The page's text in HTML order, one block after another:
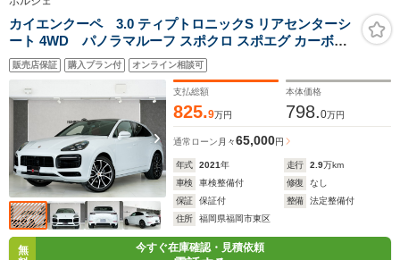
カイエンクーペ 3.0 ティプトロニックS リアセンターシ
ート 4WD パノラマルーフ スポクロ スポエグ カーボン
インテリアPKG カーボンステア スポーツデザインPKG
LEDマトリックスヘッドライト 14wayシート BOSEサウ
ンド 21AW
販売店保証 購入プラン付 オンライン相談可
支払総額
825.9万円
本体価格
798.0万円
通常ローン 月々65,000円
年式 2021年 走行 2.9万km
車検
車検整備付 修復
なし
保証
保証付 整備
法定整備付
住所
福岡県福岡市東区
無
今すぐ在庫確認・見積依頼